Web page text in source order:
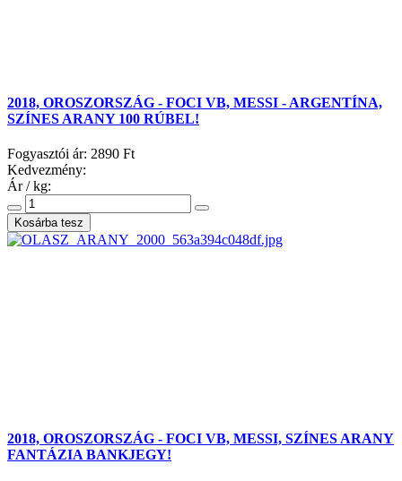
2018, OROSZORSZÁG - FOCI VB, MESSI - ARGENTÍNA,
SZÍNES ARANY 100 RÚBEL!
Fogyasztói ár: 2890 Ft
Kedvezmény:
Ár / kg:
2018, OROSZORSZÁG - FOCI VB, MESSI, SZÍNES ARANY
FANTÁZIA BANKJEGY!